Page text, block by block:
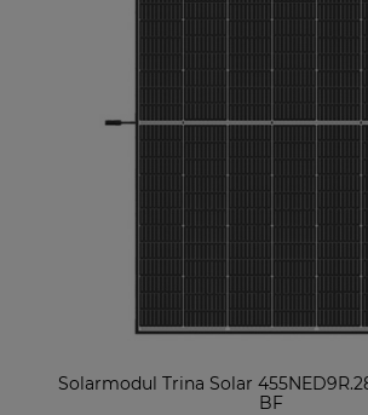
Solarmodul Trina Solar
BF